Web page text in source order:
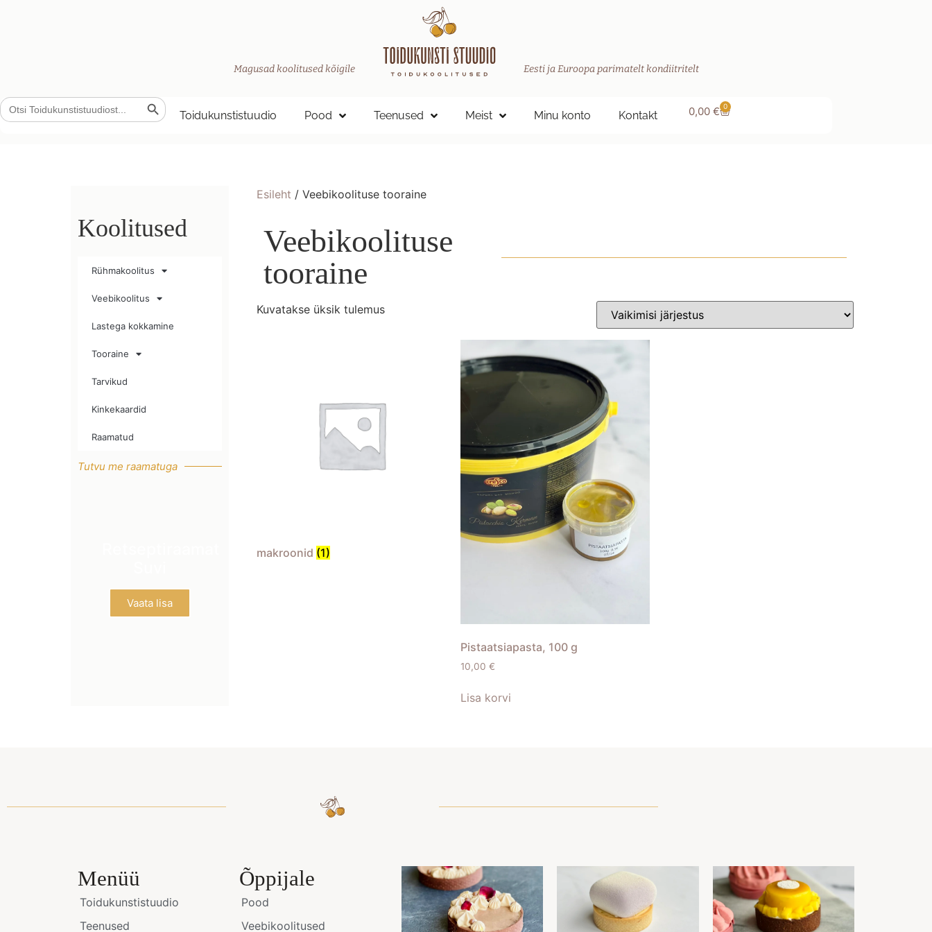
Magusad koolitused kõigile Eesti ja Euroopa parimatelt kondiitritelt
Search
for:
Search Button
Toidukunstistuudio Pood Teenused Meist Minu konto Kontakt 0,00 € 0
Koolitused
Rühmakoolitus
Veebikoolitus
Lastega kokkamine
Tooraine
Tarvikud
Kinkekaardid
Raamatud
Tutvu me raamatuga
Vaata lisa
Esileht / Veebikoolituse tooraine
Veebikoolituse
tooraine
Kuvatakse üksik tulemus
makroonid (1)
Pistaatsiapasta, 100 g
10,00 €
Lisa korvi
Menüü
Toidukunstistuudio
Teenused
Õppijale
Pood
Veebikoolitused